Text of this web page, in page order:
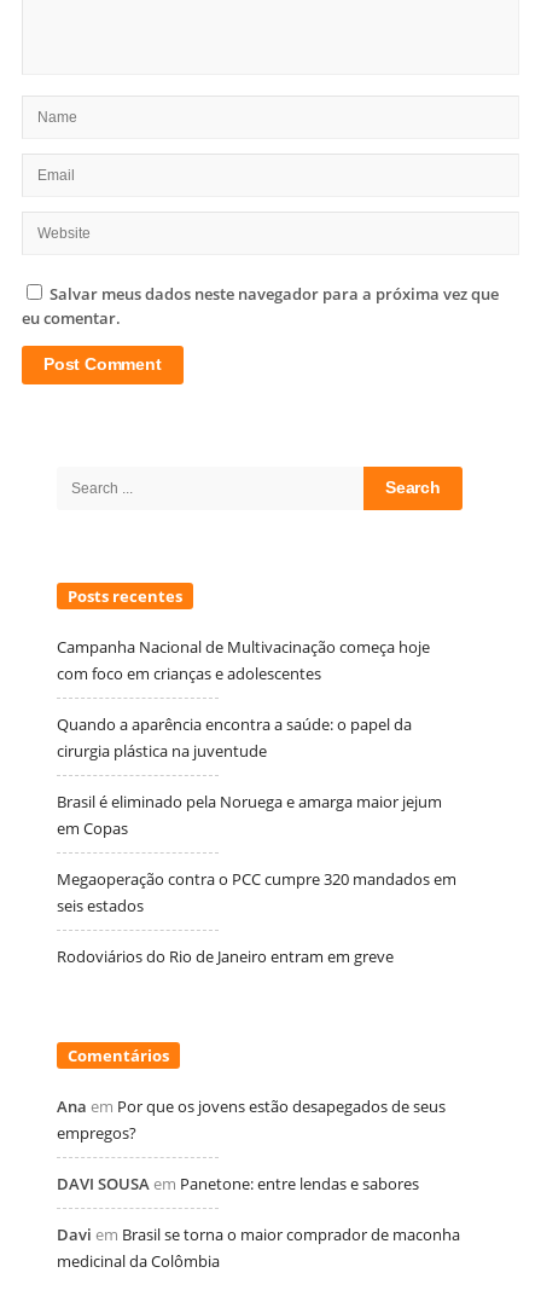
Salvar meus dados neste navegador para a próxima vez que
eu comentar.
Posts recentes
Campanha Nacional de Multivacinação começa hoje
com foco em crianças e adolescentes
Quando a aparência encontra a saúde: o papel da
cirurgia plástica na juventude
Brasil é eliminado pela Noruega e amarga maior jejum
em Copas
Megaoperação contra o PCC cumpre 320 mandados em
seis estados
Rodoviários do Rio de Janeiro entram em greve
Comentários
Ana em Por que os jovens estão desapegados de seus
empregos?
DAVI SOUSA em Panetone: entre lendas e sabores
Davi em Brasil se torna o maior comprador de maconha
medicinal da Colômbia